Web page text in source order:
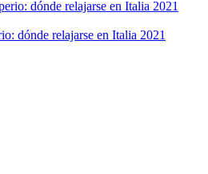
dónde relajarse en Italia 2021